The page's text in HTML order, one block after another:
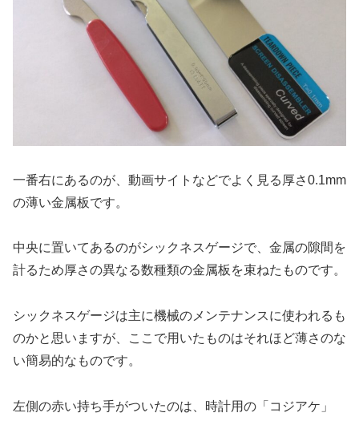
一番右にあるのが、動画サイトなどでよく見る厚さ0.1mm
の薄い金属板です。
中央に置いてあるのがシックネスゲージで、金属の隙間を
計るため厚さの異なる数種類の金属板を束ねたものです。
シックネスゲージは主に機械のメンテナンスに使われるも
のかと思いますが、ここで用いたものはそれほど薄さのな
い簡易的なものです。
左側の赤い持ち手がついたのは、時計用の「コジアケ」